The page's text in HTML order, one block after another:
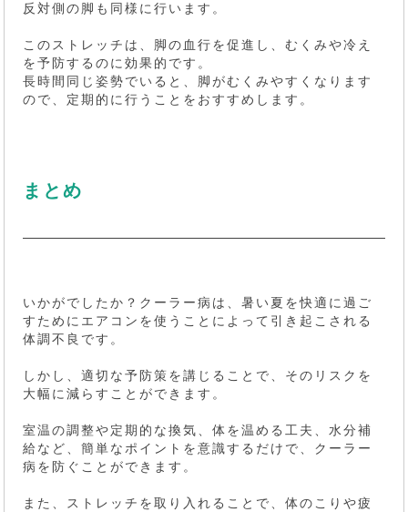
反対側の脚も同様に行います。
このストレッチは、脚の血行を促進し、むくみや冷え
を予防するのに効果的です。
長時間同じ姿勢でいると、脚がむくみやすくなります
ので、定期的に行うことをおすすめします。
まとめ
いかがでしたか？クーラー病は、暑い夏を快適に過ご
すためにエアコンを使うことによって引き起こされる
体調不良です。
しかし、適切な予防策を講じることで、そのリスクを
大幅に減らすことができます。
室温の調整や定期的な換気、体を温める工夫、水分補
給など、簡単なポイントを意識するだけで、クーラー
病を防ぐことができます。
また、ストレッチを取り入れることで、体のこりや疲